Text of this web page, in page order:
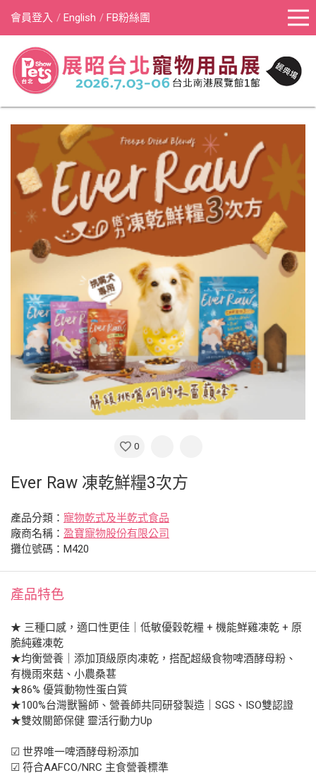
會員登入 English FB粉絲團
0
Ever Raw 凍乾鮮糧3次方
產品分類： 寵物乾式及半乾式食品
廠商名稱： 盈寶寵物股份有限公司
攤位號碼：M420
產品特色
★ 三種口感，適口性更佳｜低敏優穀乾糧 + 機能鮮雞凍乾 + 原
脆純雞凍乾
★均衡營養｜添加頂級原肉凍乾，搭配超級食物啤酒酵母粉、
有機雨來菇、小農桑葚
★86% 優質動物性蛋白質
★100%台灣獸醫師、營養師共同研發製造｜SGS、ISO雙認證
★雙效關節保健 靈活行動力Up
☑ 世界唯一啤酒酵母粉添加
☑ 符合AAFCO/NRC 主食營養標準